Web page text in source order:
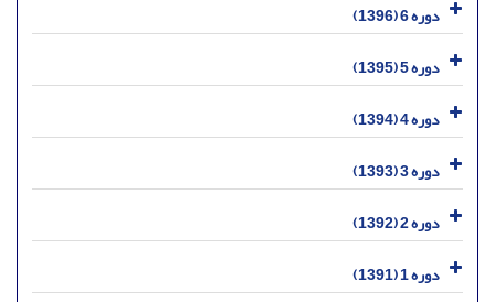
دوره 6 (1396)
دوره 5 (1395)
دوره 4 (1394)
دوره 3 (1393)
دوره 2 (1392)
دوره 1 (1391)